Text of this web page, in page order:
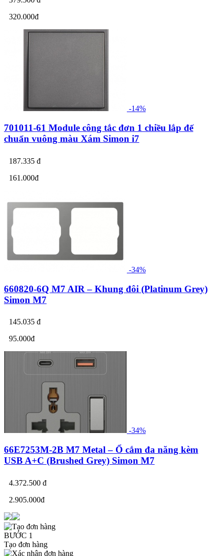
320.000đ
-14%
701011-61 Module công tắc đơn 1 chiều lắp đế
chuẩn vuông màu Xám Simon i7
187.335 đ
161.000đ
-34%
660820-6Q M7 AIR – Khung đôi (Platinum Grey)
Simon M7
145.035 đ
95.000đ
-34%
66E7253M-2B M7 Metal – Ổ cắm đa năng kèm
USB A+C (Brushed Grey) Simon M7
4.372.500 đ
2.905.000đ
BƯỚC 1
Tạo đơn hàng